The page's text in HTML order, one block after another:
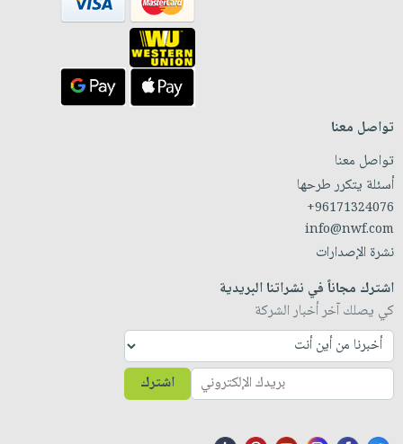
تواصل معنا
تواصل معنا
أسئلة يتكرر طرحها
+96171324076
info@nwf.com
نشرة الإصدارات
اشترك مجاناً في نشراتنا البريدية
كي يصلك آخر أخبار الشركة
اشترك